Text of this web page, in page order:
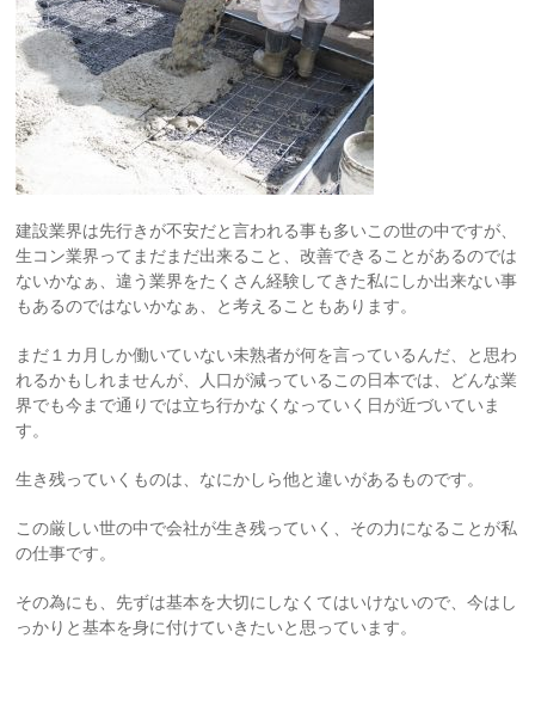
建設業界は先行きが不安だと言われる事も多いこの世の中ですが、
生コン業界ってまだまだ出来ること、改善できることがあるのでは
ないかなぁ、違う業界をたくさん経験してきた私にしか出来ない事
もあるのではないかなぁ、と考えることもあります。
まだ１カ月しか働いていない未熟者が何を言っているんだ、と思わ
れるかもしれませんが、人口が減っているこの日本では、どんな業
界でも今まで通りでは立ち行かなくなっていく日が近づいていま
す。
生き残っていくものは、なにかしら他と違いがあるものです。
この厳しい世の中で会社が生き残っていく、その力になることが私
の仕事です。
その為にも、先ずは基本を大切にしなくてはいけないので、今はし
っかりと基本を身に付けていきたいと思っています。